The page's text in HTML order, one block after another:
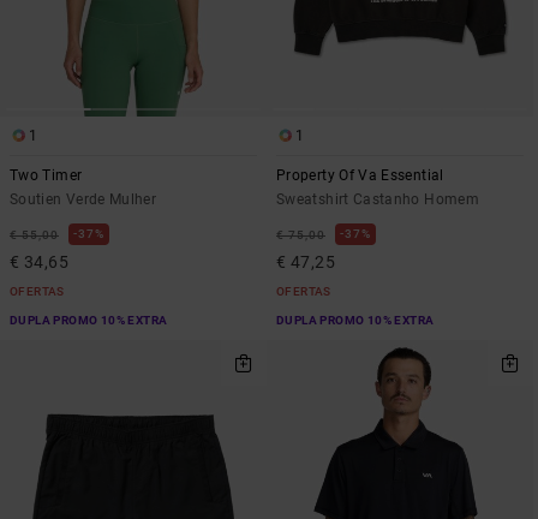
1
Two Timer
Soutien Verde Mulher
€ 55,00 37%
€ 34,65
OFERTAS
DUPLA PROMO 10% EXTRA
1
Property Of Va Essential
Sweatshirt Castanho Homem
€ 75,00 37%
€ 47,25
OFERTAS
DUPLA PROMO 10% EXTRA